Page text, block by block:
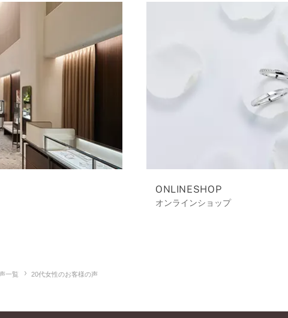
ONLINESHOP
オンラインショップ
一覧 20代女性のお客様の声